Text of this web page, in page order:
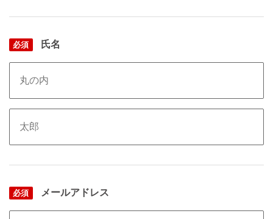
必須 氏名
必須 メールアドレス